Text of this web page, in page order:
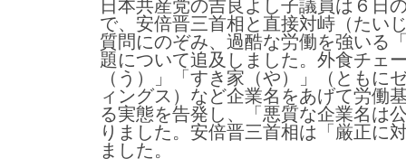
日本共産党の吉良よし子議員は６日
で、安倍晋三首相と直接対峙（たい
質問にのぞみ、過酷な労働を強いる
題について追及しました。外食チェ
（う）」「すき家（や）」（ともに
ィングス）など企業名をあげて労働
る実態を告発し、「悪質な企業名は
りました。安倍晋三首相は「厳正に
ました。